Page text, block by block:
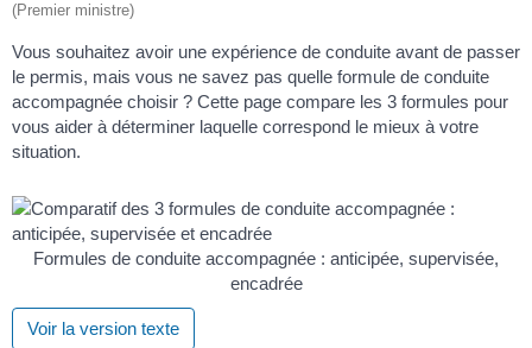
(Premier ministre)
Vous souhaitez avoir une expérience de conduite avant de passer
le permis, mais vous ne savez pas quelle formule de conduite
accompagnée choisir ? Cette page compare les 3 formules pour
vous aider à déterminer laquelle correspond le mieux à votre
situation.
Formules de conduite accompagnée : anticipée, supervisée,
encadrée
Voir la version texte